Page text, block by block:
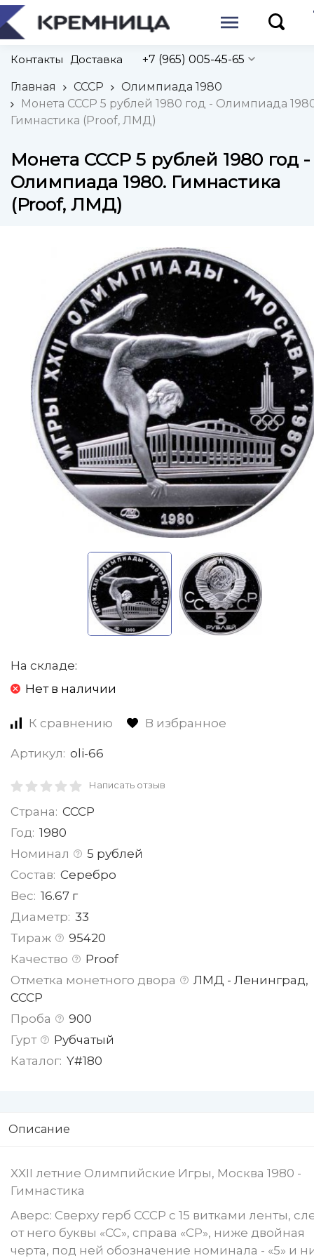
Контакты Доставка +7 (965) 005-45-65
Главная СССР
Олимпиада 1980
Монета СССР 5 рублей 1980 год - Олимпиада
Гимнастика (Proof, ЛМД)
Монета СССР 5 рублей 1980 год -
Олимпиада 1980. Гимнастика
(Proof, ЛМД)
На складе:
Нет в наличии
К сравнению В избранное
Артикул: oli-66
Написать отзыв
Страна: СССР
Год: 1980
Номинал
5 рублей
Состав: Серебро
Вес: 16.67 г
Диаметр: 33
Тираж
95420
Качество
Proof
Отметка монетного двора
ЛМД - Ленинград,
СССР
Проба
900
Гурт
Рубчатый
Каталог: Y#180
Описание
XXII летние Олимпийские Игры, Москва 1980 -
Гимнастика
Аверс: Сверху герб СССР с 15 витками ленты,
от него буквы «СС», справа «СР», ниже двойная
черта, под ней обозначение номинала - «5» и